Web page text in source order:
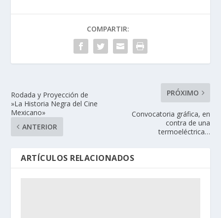
COMPARTIR:
Rodada y Proyección de
»La Historia Negra del Cine
Mexicano»
ANTERIOR
PRÓXIMO
Convocatoria gráfica, en
contra de una
termoeléctrica…
ARTÍCULOS RELACIONADOS